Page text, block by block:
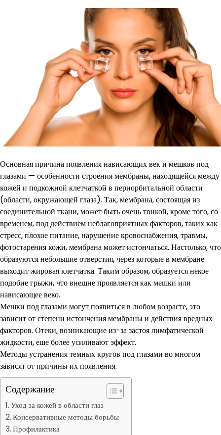
Основная причина появления нависающих век и мешков под
глазами — особенности строения мембраны, находящейся между
кожей и подкожной клетчаткой в периорбитальной области
(области, окружающей глаза). Так, мембрана, состоящая из
соединительной ткани, может быть очень тонкой, кроме того, со
временем, под действием неблагоприятных факторов, таких как
стресс, плохое питание, нарушение кровоснабжения, травмы,
фотостарения кожи, мембрана может истончаться. Настолько, что
образуются небольшие отверстия, через которые в мембране
выходит жировая клетчатка. Таким образом, образуется некое
подобие грыжи, что внешне проявляется как мешки или
нависающее веко.
Мешки под глазами могут появиться в любом возрасте, это
зависит от степени истончения мембраны и действия вредных
факторов. Отеки, возникающие из-за застоя лимфатической
жидкости, еще более усиливают эффект.
Методы устранения темных кругов под глазами во многом
зависят от причины их появления.
Содержание
Уход за кожей в области глаз
Консервативные методы борьбы
Профилактика